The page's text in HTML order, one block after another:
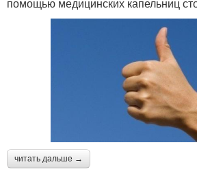
читать дальше →